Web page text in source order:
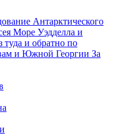
Антарктического
Море Уэдделла и
туда и обратно по
и Южной Георгии За